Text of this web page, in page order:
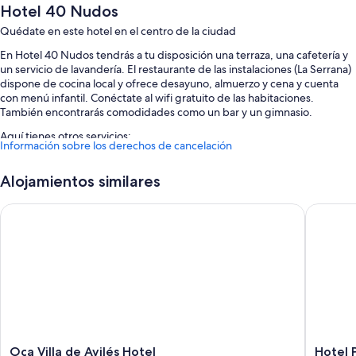
Hotel 40 Nudos
Quédate en este hotel en el centro de la ciudad
En Hotel 40 Nudos tendrás a tu disposición una terraza, una cafetería y
un servicio de lavandería. El restaurante de las instalaciones (La Serrana)
dispone de cocina local y ofrece desayuno, almuerzo y cena y cuenta
con menú infantil. Conéctate al wifi gratuito de las habitaciones.
También encontrarás comodidades como un bar y un gimnasio.
Aquí tienes otros servicios:
personal multilingüe
Además, otros de los servicios que encontrarás en todas las
Información sobre los derechos de cancelación
Alojamientos similares
Oca
Oca Villa de Avilés Hotel
Oca Villa de Avilés Hotel
Hotel
Hotel
Hotel